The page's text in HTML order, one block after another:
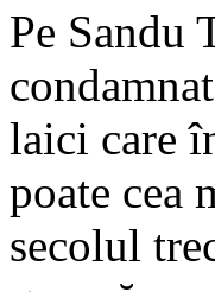
Pe Sandu
laici care
poate cea
secolul